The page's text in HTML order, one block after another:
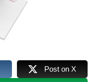
Post on X